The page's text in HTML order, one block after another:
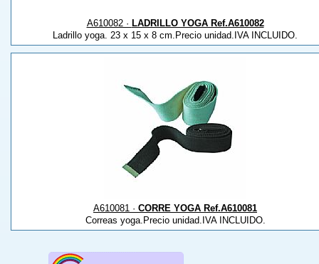
A610082 · LADRILLO YOGA Ref.A610082
Ladrillo yoga. 23 x 15 x 8 cm.Precio unidad.IVA INCLUIDO.
A610081 · CORRE YOGA Ref.A610081
Correas yoga.Precio unidad.IVA INCLUIDO.